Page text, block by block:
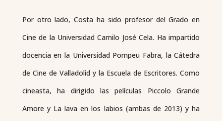
Por otro lado, Costa ha sido profesor del Grado en
Cine de la Universidad Camilo José Cela. Ha impartido
docencia en la Universidad Pompeu Fabra, la Cátedra
de Cine de Valladolid y la Escuela de Escritores. Como
cineasta, ha dirigido las películas Piccolo Grande
Amore y La lava en los labios (ambas de 2013) y ha